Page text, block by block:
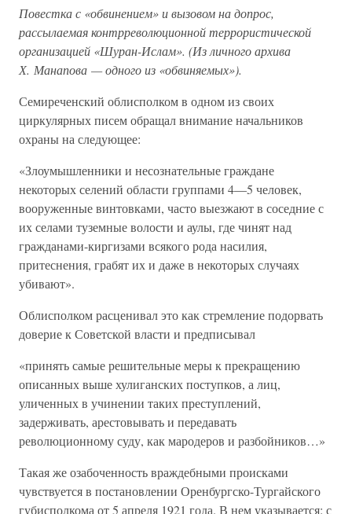
Повестка с «обвинением» и вызовом на допрос,
рассылаемая контрреволюционной террористической
организацией «Шуран-Ислам». (Из личного архива
Х. Манапова — одного из «обвиняемых»).
Семиреченский облисполком в одном из своих
циркулярных писем обращал внимание начальников
охраны на следующее:
«Злоумышленники и несознательные граждане
некоторых селений области группами 4—5 человек,
вооруженные винтовками, часто выезжают в соседние с
их селами туземные волости и аулы, где чинят над
гражданами-киргизами всякого рода насилия,
притеснения, грабят их и даже в некоторых случаях
убивают».
Облисполком расценивал это как стремление подорвать
доверие к Советской власти и предписывал
«принять самые решительные меры к прекращению
описанных выше хулиганских поступков, а лиц,
уличенных в учинении таких преступлений,
задерживать, арестовывать и передавать
революционному суду, как мародеров и разбойников…»
Такая же озабоченность враждебными происками
чувствуется в постановлении Оренбургско-Тургайского
губисполкома от 5 апреля 1921 года. В нем указывается: с